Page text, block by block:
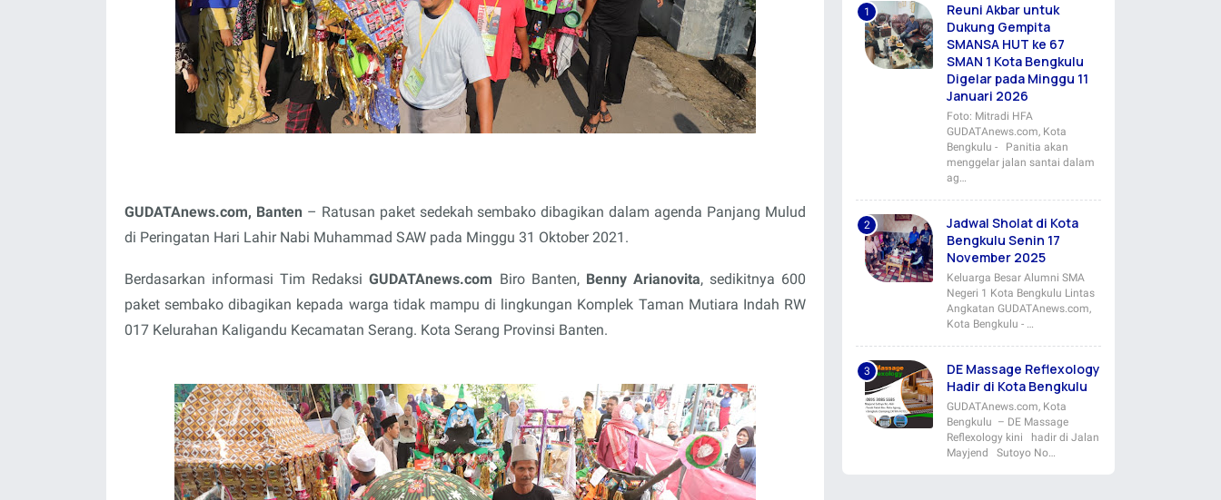
GUDATAnews.com, Banten – Ratusan paket sedekah sembako dibagikan dalam agenda Panjang Mulud
di Peringatan Hari Lahir Nabi Muhammad SAW pada Minggu 31 Oktober 2021.
Berdasarkan informasi Tim RedaksiGUDATAnews.com Biro Banten, Benny Arianovita, sedikitnya 600
paket sembako dibagikan kepada warga tidak mampu di lingkungan Komplek Taman Mutiara Indah RW
017 Kelurahan Kaligandu Kecamatan Serang. Kota Serang Provinsi Banten.
Reuni Akbar untuk
Dukung Gempita
SMANSA HUT ke 67
SMAN 1 Kota Bengkulu
Digelar pada Minggu 11
Januari 2026
Foto: Mitradi HFA
GUDATAnews.com, Kota
Bengkulu - Panitia akan
menggelar jalan santai dalam
ag…
Jadwal Sholat di Kota
Bengkulu Senin 17
November 2025
Keluarga Besar Alumni SMA
Negeri 1 Kota Bengkulu Lintas
Angkatan GUDATAnews.com,
Kota Bengkulu - …
DE Massage Reflexology
Hadir di Kota Bengkulu
GUDATAnews.com, Kota
Bengkulu – DE Massage
Reflexology kini hadir di Jalan
Mayjend Sutoyo No…